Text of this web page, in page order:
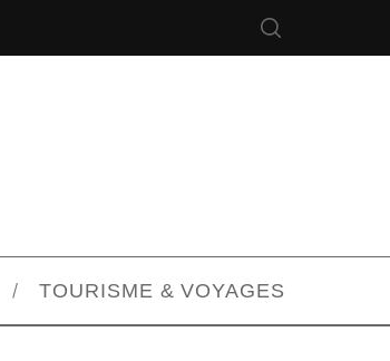
TOURISME & VOYAGES